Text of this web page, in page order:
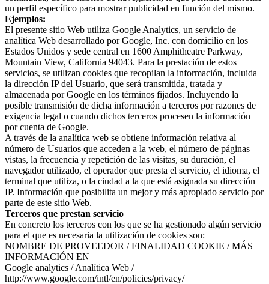
un perfil específico para mostrar publicidad en función del mismo.
Ejemplos:
El presente sitio Web utiliza Google Analytics, un servicio de
analítica Web desarrollado por Google, Inc. con domicilio en los
Estados Unidos y sede central en 1600 Amphitheatre Parkway,
Mountain View, California 94043. Para la prestación de estos
servicios, se utilizan cookies que recopilan la información, incluida
la dirección IP del Usuario, que será transmitida, tratada y
almacenada por Google en los términos fijados. Incluyendo la
posible transmisión de dicha información a terceros por razones de
exigencia legal o cuando dichos terceros procesen la información
por cuenta de Google.
A través de la analítica web se obtiene información relativa al
número de Usuarios que acceden a la web, el número de páginas
vistas, la frecuencia y repetición de las visitas, su duración, el
navegador utilizado, el operador que presta el servicio, el idioma, el
terminal que utiliza, o la ciudad a la que está asignada su dirección
IP. Información que posibilita un mejor y más apropiado servicio por
parte de este sitio Web.
Terceros que prestan servicio
En concreto los terceros con los que se ha gestionado algún servicio
para el que es necesaria la utilización de cookies son:
NOMBRE DE PROVEEDOR / FINALIDAD COOKIE / MÁS
INFORMACIÓN EN
Google analytics / Analítica Web /
http://www.google.com/intl/en/policies/privacy/